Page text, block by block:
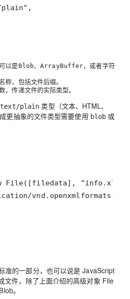
以是Blob、ArrayBuffer，或者字符
称，包括文件后缀。
，传递文件的实际类型。
text/plain 类型（文本、HTML、
更抽象的文件类型需要使用 blob 或
准的一部分，也可以说是 JavaScript
文件，除了上面介绍的高级对象 File
。